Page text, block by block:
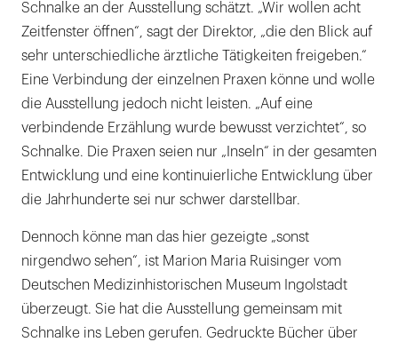
Schnalke an der Ausstellung schätzt. „Wir wollen acht
Zeitfenster öffnen“, sagt der Direktor, „die den Blick auf
sehr unterschiedliche ärztliche Tätigkeiten freigeben.“
Eine Verbindung der einzelnen Praxen könne und wolle
die Ausstellung jedoch nicht leisten. „Auf eine
verbindende Erzählung wurde bewusst verzichtet“, so
Schnalke. Die Praxen seien nur „Inseln“ in der gesamten
Entwicklung und eine kontinuierliche Entwicklung über
die Jahrhunderte sei nur schwer darstellbar.
Dennoch könne man das hier gezeigte „sonst
nirgendwo sehen“, ist Marion Maria Ruisinger vom
Deutschen Medizinhistorischen Museum Ingolstadt
überzeugt. Sie hat die Ausstellung gemeinsam mit
Schnalke ins Leben gerufen. Gedruckte Bücher über